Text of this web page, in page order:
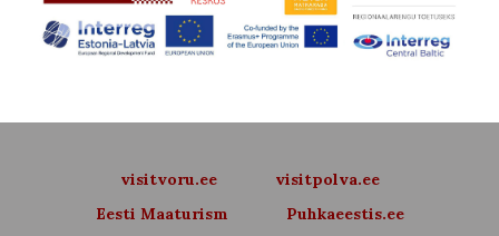
visitvoru.ee
visitpolva.ee
Eesti Maaturism
Puhkaeestis.ee